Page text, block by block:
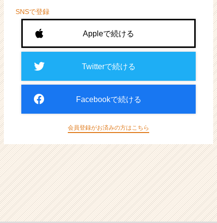
活
サ
ト
ア
キ
リ
ア
SNSで登録
Appleで続ける
Twitterで続ける
Facebookで続ける
会員登録がお済みの方はこちら